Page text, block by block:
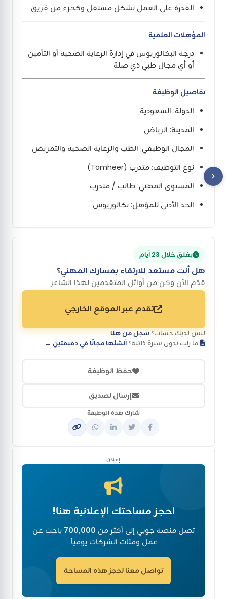
يغلق خلال 23 أيام
هل أنت مستعد للارتقاء بمسارك المهني؟
قدّم الآن وكن من أوائل المتقدمين لهذا الشاغر.
تقدم عبر الموقع الخارجي
ليس لديك حساب؟سجل من هنا
ما زلت بدون سيرة ذاتية؟ أنشئها مجانًا في دقيقتين ←
حفظ الوظيفة
إرسال لصديق
شارك هذه الوظيفة
إعلان
احجز مساحتك الإعلانية هنا!
تصل منصة جوبي إلى أكثر من 700,000 باحث عن
عمل ومئات الشركات يومياً.
تواصل معنا لحجز هذه المساحة
القدرة على العمل بشكل مستقل وكجزء من فريق
المؤهلات العلمية
درجة البكالوريوس في إدارة الرعاية الصحية أو التأمين
أو أي مجال طبي ذي صلة
تفاصيل الوظيفة
الدولة: السعودية
المدينة: الرياض
المجال الوظيفي: الطب والرعاية الصحية والتمريض
نوع التوظيف: متدرب (Tamheer)
المستوى المهني: طالب / متدرب
الحد الأدنى للمؤهل: بكالوريوس